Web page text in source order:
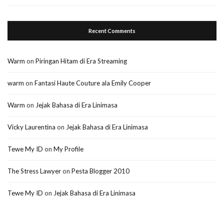
Recent Comments
Warm on Piringan Hitam di Era Streaming
warm on Fantasi Haute Couture ala Emily Cooper
Warm on Jejak Bahasa di Era Linimasa
Vicky Laurentina on Jejak Bahasa di Era Linimasa
Tewe My ID on My Profile
The Stress Lawyeron Pesta Blogger 2010
Tewe My ID on Jejak Bahasa di Era Linimasa